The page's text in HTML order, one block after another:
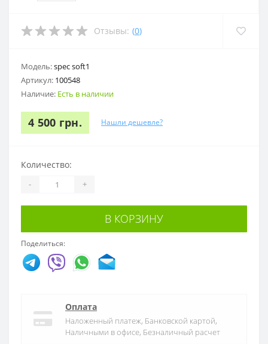
Отзывы: (0)
Модель:spec soft1
Артикул: 100548
Наличие: Есть в наличии
4 500 грн. Нашли дешевле?
Количество:
- +
В КОРЗИНУ
Поделиться:
Оплата
Наложенный платеж, Банковской картой,
Наличными в офисе, Безналичный расчет